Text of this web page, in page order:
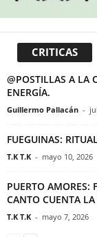
CRITICAS
@POSTILLAS A LA
ENERGÍA.
Guillermo Pallacán -
FUEGUINAS:
T.K T.K - mayo 10, 2026
PUERTO AMORES:
CANTO CUENTA
T.K T.K - mayo 7, 2026